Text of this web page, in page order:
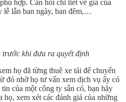
hợp. Cần hỏi chi tiết về giá của
lễ lẫn ban ngày, ban đêm,…
trước khi đưa ra quyết định
họ đã từng thuê xe tải để chuyển
đó nhờ họ tư vấn xem dịch vụ ấy có
của một công ty sẵn có, bạn hãy
họ, xem xét các đánh giá của những